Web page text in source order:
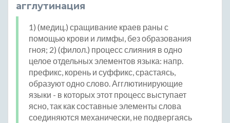
агглутинация
1) (медиц.) сращивание краев раны с
помощью крови и лимфы, без образования
гноя; 2) (филол.) процесс слияния в одно
целое отдельных элементов языка: напр.
префикс, корень и суффикс, срастаясь,
образуют одно слово. Агглютинирующие
языки - в которых этот процесс выступает
ясно, так как составные элементы слова
соединяются механически, не подвергаясь